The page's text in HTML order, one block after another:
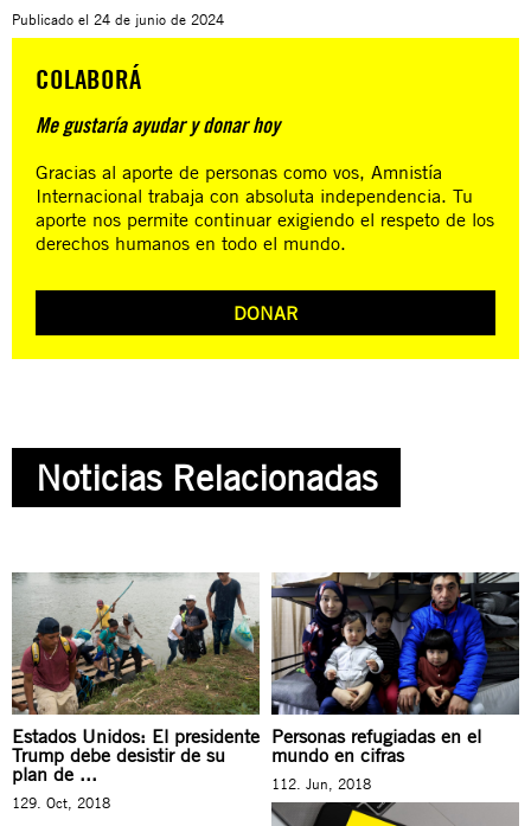
Publicado el 24 de junio de 2024
COLABORÁ
Me gustaría ayudar y donar hoy
Gracias al aporte de personas como vos, Amnistía
Internacional trabaja con absoluta independencia. Tu
aporte nos permite continuar exigiendo el respeto de los
derechos humanos en todo el mundo.
DONAR
Noticias Relacionadas
Estados Unidos: El presidente
Trump debe desistir de su
plan de ...
129. Oct, 2018
Personas refugiadas en el
mundo en cifras
112. Jun, 2018